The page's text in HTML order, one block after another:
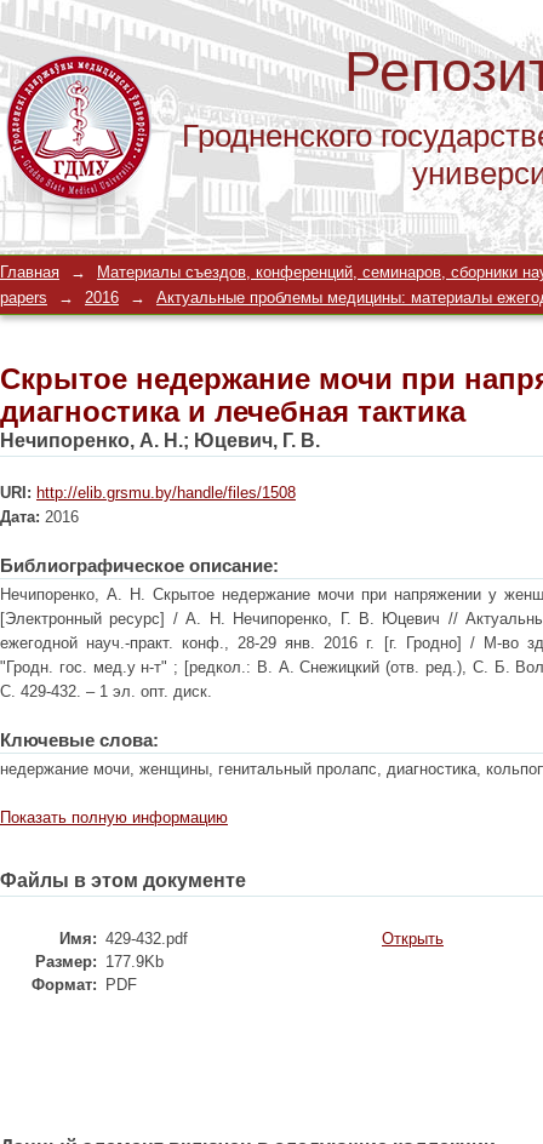
Гродненского
Скрытое недержание мочи при
лечебная тактика
Главная →
Материалы съездов, конференций, семинаров, сборники
papers
→ 2016 → Актуальные проблемы медицины: материалы
Скрытое недержание мочи при
диагностика и лечебная тактика
Нечипоренко, А. Н.; Юцевич, Г. В.
URI: http://elib.grsmu.by/handle/files/1508
Дата: 2016
Библиографическое описание:
Нечипоренко, А. Н. Скрытое недержание мочи при напряжении у
[Электронный ресурс] / А. Н. Нечипоренко, Г. В. Юцевич //
ежегодной науч.-практ. конф., 28-29 янв. 2016 г. [г. Гродно] / М-во
"Гродн. гос. мед.у н-т" ; [редкол.: В. А. Снежицкий (отв. ред.), С. Б.
С. 429-432. – 1 эл. опт. диск.
Ключевые слова:
недержание мочи, женщины, генитальный пролапс, диагностика,
Показать полную информацию
Файлы в этом документе
Имя: 429-432.pdf
Размер: 177.9Kb
Формат:
PDF
Открыть